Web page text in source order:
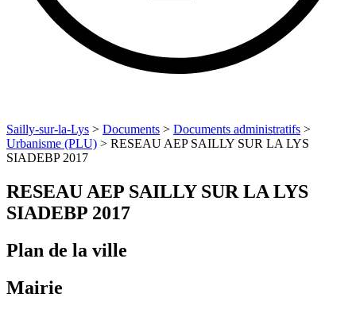
Sailly-sur-la-Lys > Documents > Documents administratifs >
Urbanisme (PLU) > RESEAU AEP SAILLY SUR LA LYS
SIADEBP 2017
RESEAU AEP SAILLY SUR LA LYS
SIADEBP 2017
Plan de la ville
Mairie